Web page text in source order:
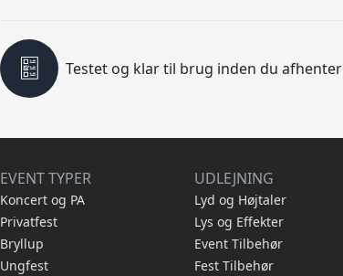
Testet og klar til brug inden du afhenter
EVENT TYPER
Koncert og PA
Privatfest
Bryllup
Ungfest
UDLEJNING
Lyd og Højtaler
Lys og Effekter
Event Tilbehør
Fest Tilbehør